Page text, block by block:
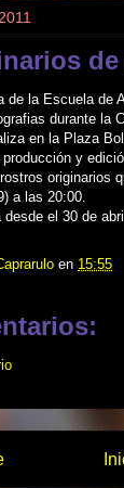
de
de la Escuela de
durante la
en la Plaza
y
originarios
a las 20:00.
desde el 30 de
en 15:55